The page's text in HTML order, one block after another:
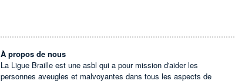
À propos de nous
La Ligue Braille est une asbl qui a pour mission d'aider les
personnes aveugles et malvoyantes dans tous les aspects de